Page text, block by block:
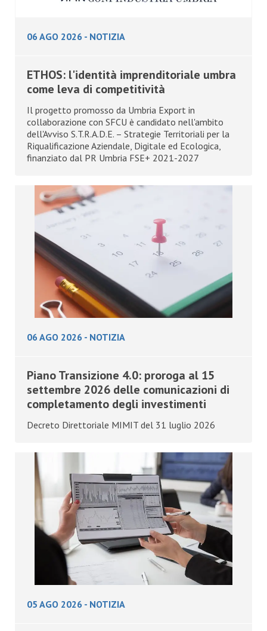
06 AGO 2026 - NOTIZIA
ETHOS: l'identità imprenditoriale umbra
come leva di competitività
Il progetto promosso da Umbria Export in
collaborazione con SFCU è candidato nell'ambito
dell'Avviso S.T.R.A.D.E. – Strategie Territoriali per la
Riqualificazione Aziendale, Digitale ed Ecologica,
finanziato dal PR Umbria FSE+ 2021-2027
06 AGO 2026 - NOTIZIA
Piano Transizione 4.0: proroga al 15
settembre 2026 delle comunicazioni di
completamento degli investimenti
Decreto Direttoriale MIMIT del 31 luglio 2026
05 AGO 2026 - NOTIZIA